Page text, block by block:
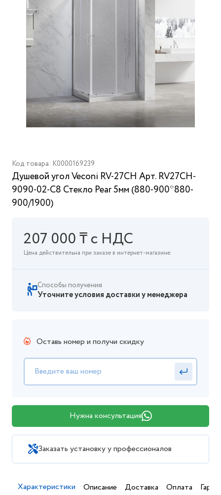
Код товара: K0000169239
Душевой угол Veconi RV-27CH Арт. RV27CH-
9090-02-C8 Стекло Pear 5мм (880-900*880-
900/1900)
207 000 ₸ с НДС
Цена действительна при заказе в интернет-магазине.
Способы получения
Уточните условия доставки у менеджера
Оставь номер и получи скидку
Нужна консультация
Заказать установку у профессионалов
Характеристики Описание Доставка Оплата